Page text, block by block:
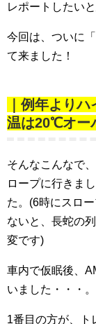
レポートしたい
今回は、ついに
て来ました！
｜例年より
温は20℃オー
そんなこんなで
ロープに行きま
た。(6時にスロ
ないと、長蛇の
変です)
車内で仮眠後、
いました・・・。
1番目の方が、ト